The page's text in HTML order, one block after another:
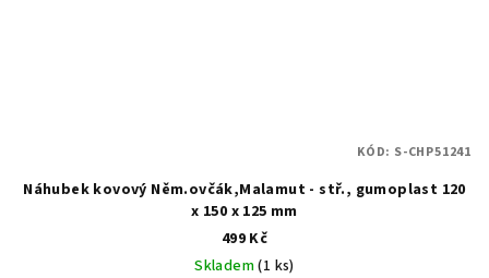
Náhubek kovový Něm.ovčák,Malamut - stř., gumoplast 120
x 150 x 125 mm
499 Kč
Skladem(1 ks)
KÓD: S-CHP51241